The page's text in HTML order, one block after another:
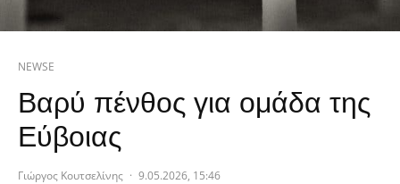
NEWSE
Βαρύ πένθος για ομάδα της
Εύβοιας
Γιώργος Κουτσελίνης · 9.05.2026, 15:46